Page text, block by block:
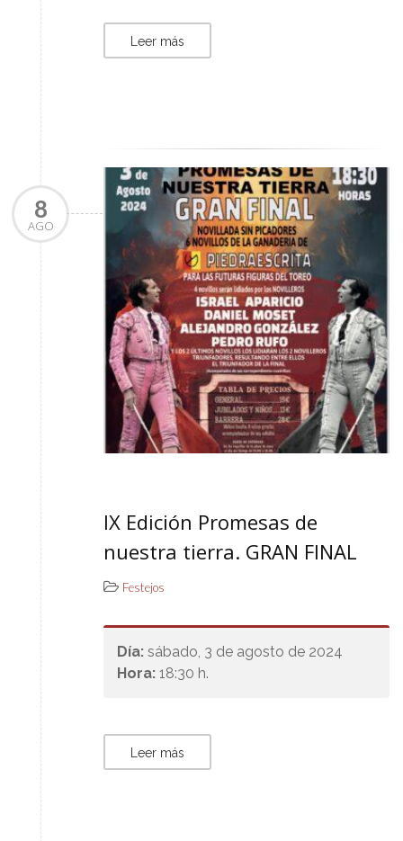
Leer más
8
AGO
IX Edición Promesas de
nuestra tierra. GRAN FINAL
Festejos
Día: sábado, 3 de agosto de 2024
Hora: 18:30 h.
Leer más